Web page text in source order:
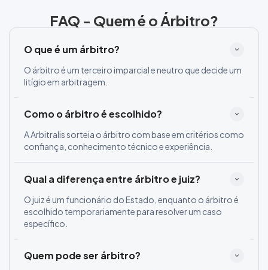
FAQ - Quem é o Árbitro?
O que é um árbitro?
O árbitro é um terceiro imparcial e neutro que decide um
litígio em arbitragem.
Como o árbitro é escolhido?
A Arbitralis sorteia o árbitro com base em critérios como
confiança, conhecimento técnico e experiência.
Qual a diferença entre árbitro e juiz?
O juiz é um funcionário do Estado, enquanto o árbitro é
escolhido temporariamente para resolver um caso
específico.
Quem pode ser árbitro?